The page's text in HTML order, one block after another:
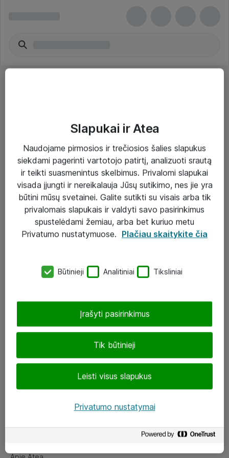
Sprendimai ir paslaugos
Paslaugos
Sprendimai
Įgyvendinti projektai
Atea ekspertų patarimai verslui
eShop@atea.lt
LinkedIn
Slapukai ir Atea
Naudojame pirmosios ir trečiosios šalies slapukus
siekdami pagerinti vartotojo patirtį, analizuoti srautą
ir teikti suasmenintus skelbimus. Privalomi slapukai
visada įjungti ir nereikalauja Jūsų sutikimo, nes jie yra
būtini mūsų svetainei. Galite sutikti su visais arba tik
privalomais slapukais ir valdyti savo pasirinkimus
spustelėdami žemiau, arba bet kuriuo metu
Privatumo nustatymuose. Plačiau skaitykite čia
Būtinieji Analitiniai Tiksliniai
Tik būtinieji
Leisti visus slapukus
Įrašyti pasirinkimus
Privatumo nustatymai